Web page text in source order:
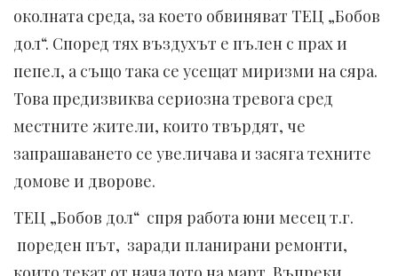
околната среда, за което обвиняват ТЕЦ „Бобов
дол“. Според тях въздухът е пълен с прах и
пепел, а също така се усещат миризми на сяра.
Това предизвиква сериозна тревога сред
местните жители, които твърдят, че
запрашаването се увеличава и засяга техните
домове и дворове.
ТЕЦ „Бобов дол“ спря работа юни месец т.г.
пореден път, заради планирани ремонти,